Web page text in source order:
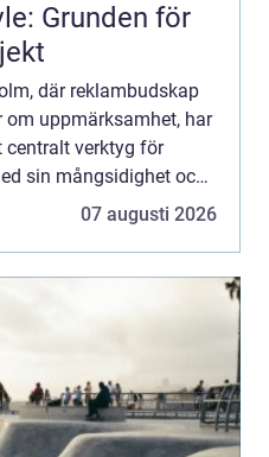
Grunden för
där reklambudskap
uppmärksamhet, har
verktyg för
sin mångsidighet och
07 augusti 2026